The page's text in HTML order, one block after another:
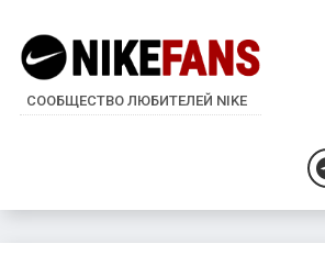
СООБЩЕСТВО ЛЮБИТЕЛЕЙ NIKE